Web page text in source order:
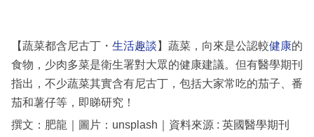
【蔬菜都含尼古丁・ 生活趣談 】蔬菜，向來是公認較健康的
食物，少肉多菜是衛生署對大眾的健康建議。但有醫學期刊
指出，不少蔬菜其實含有尼古丁，包括大家常吃的茄子、番
茄和薯仔等，即睇研究！
撰文：肥龍｜圖片：unsplash｜資料來源 : 英國醫學期刊